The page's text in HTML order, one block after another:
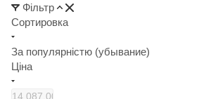
Фільтр
Сортировка
За популярністю (убывание)
Ціна